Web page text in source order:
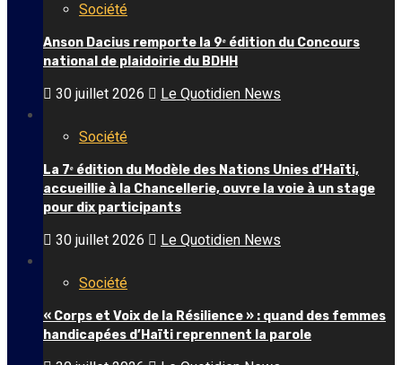
Société
Anson Dacius remporte la 9ᵉ édition du Concours
national de plaidoirie du BDHH
30 juillet 2026 Le Quotidien News
Société
La 7ᵉ édition du Modèle des Nations Unies d’Haïti,
accueillie à la Chancellerie, ouvre la voie à un stage
pour dix participants
30 juillet 2026 Le Quotidien News
Société
« Corps et Voix de la Résilience » : quand des femmes
handicapées d’Haïti reprennent la parole